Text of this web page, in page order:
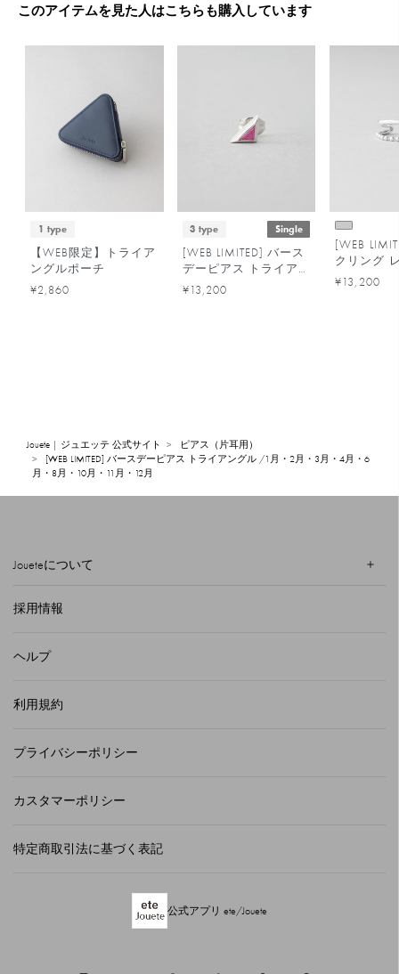
このアイテムを見た人はこちらも購入しています
1 type
【WEB限定】トライア
ングルポーチ
¥2,860
3 type Single
[WEB LIMITED] バース
デーピアス トライア
ングル /5月・7月・9
¥13,200
[WEB
クリング
¥13,200
Jouete | ジュエッテ 公式サイト
ピアス（片耳用）
[WEB LIMITED] バースデーピアス トライアングル /1月・2月・3月・4月・6
月・8月・10月・11月・12月
Joueteについて
採用情報
ヘルプ
利用規約
プライバシーポリシー
カスタマーポリシー
特定商取引法に基づく表記
公式アプリ ete/Jouete